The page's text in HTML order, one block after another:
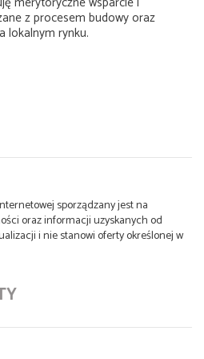
z procesem budowy oraz
lokalnym rynku.
sporządzany jest na
oraz informacji uzyskanych od
i nie stanowi oferty określonej w